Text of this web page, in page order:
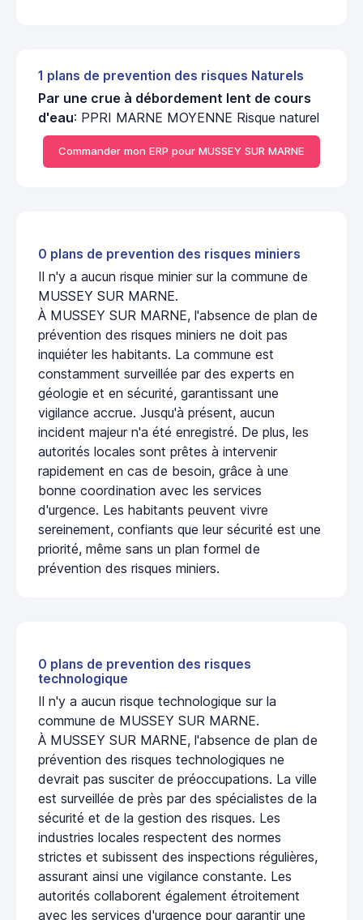
1 plans de prevention des risques Naturels
Par une crue à débordement lent de cours
d'eau: PPRI MARNE MOYENNE Risque naturel
Commander mon ERP pour MUSSEY SUR MARNE
0 plans de prevention des risques miniers
Il n'y a aucun risque minier sur la commune de
MUSSEY SUR MARNE.
À MUSSEY SUR MARNE, l'absence de plan de
prévention des risques miniers ne doit pas
inquiéter les habitants. La commune est
constamment surveillée par des experts en
géologie et en sécurité, garantissant une
vigilance accrue. Jusqu'à présent, aucun
incident majeur n'a été enregistré. De plus, les
autorités locales sont prêtes à intervenir
rapidement en cas de besoin, grâce à une
bonne coordination avec les services
d'urgence. Les habitants peuvent vivre
sereinement, confiants que leur sécurité est une
priorité, même sans un plan formel de
prévention des risques miniers.
0 plans de prevention des risques
technologique
Il n'y a aucun risque technologique sur la
commune de MUSSEY SUR MARNE.
À MUSSEY SUR MARNE, l'absence de plan de
prévention des risques technologiques ne
devrait pas susciter de préoccupations. La ville
est surveillée de près par des spécialistes de la
sécurité et de la gestion des risques. Les
industries locales respectent des normes
strictes et subissent des inspections régulières,
assurant ainsi une vigilance constante. Les
autorités collaborent également étroitement
avec les services d'urgence pour garantir une